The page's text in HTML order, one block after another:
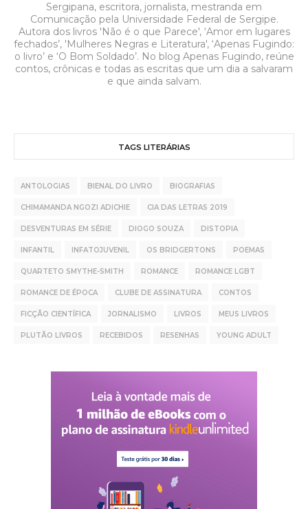
Sergipana, escritora, jornalista, mestranda em
Comunicação pela Universidade Federal de Sergipe.
Autora dos livros 'Não é o que Parece', ‘Amor em lugares
fechados’, 'Mulheres Negras e Literatura', ‘Apenas Fugindo:
o livro’ e ‘O Bom Soldado’. No blog Apenas Fugindo, reúne
contos, crônicas e todas as escritas que um dia a salvaram
e que ainda salvam.
TAGS LITERÁRIAS
ANTOLOGIAS BIENAL DO LIVRO BIOGRAFIAS
CHIMAMANDA NGOZI ADICHIE CIA DAS LETRAS 2019
DESVENTURAS EM SÉRIE DIOGO SOUZA DISTOPIA
INFANTIL INFATOJUVENIL OS BRIDGERTONS POEMAS
QUARTETO SMYTHE-SMITH ROMANCE ROMANCE LGBT
ROMANCE DE ÉPOCA CLUBE DE ASSINATURA CONTOS
FICÇÃO CIENTÍFICA JORNALISMO LIVROS MEUS LIVROS
PLUTÃO LIVROS RECEBIDOS RESENHAS YOUNG ADULT